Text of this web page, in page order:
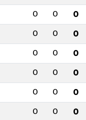
0 0 0
0 0 0
0 0 0
0 0 0
0 0 0
0 0 0